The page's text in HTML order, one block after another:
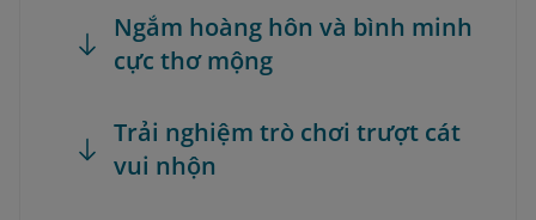
Ngắm hoàng hôn và bình minh
cực thơ mộng
Trải nghiệm trò chơi trượt cát
vui nhộn